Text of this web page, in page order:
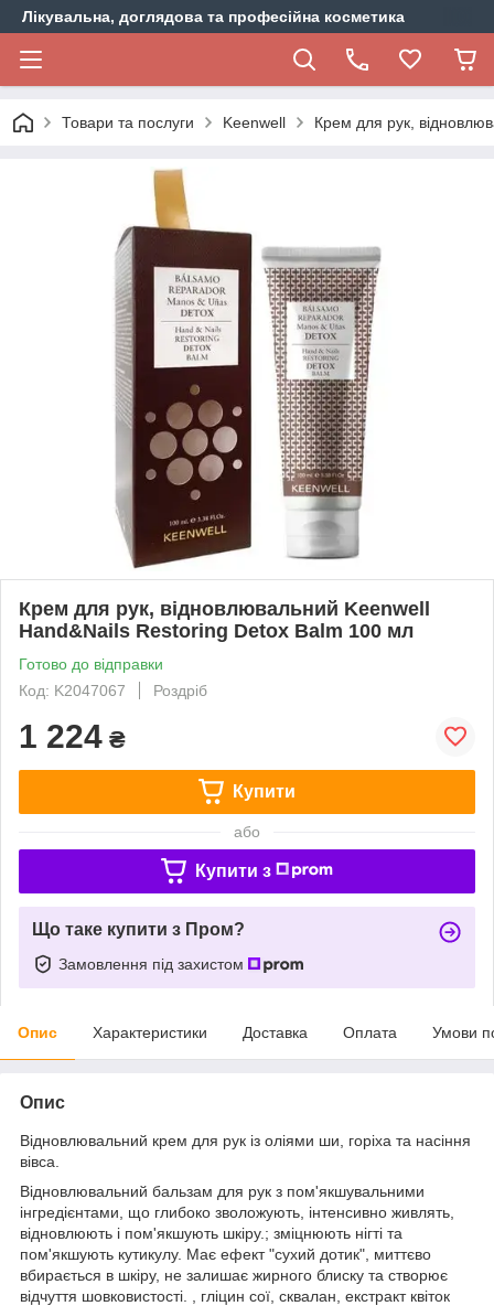
Лікувальна, доглядова та професійна косметика
Товари та послуги Keenwell Крем для рук,
Крем для рук, відновлювальний Keenwell
Hand&Nails Restoring Detox Balm 100 мл
Готово до відправки
Код: K2047067
Роздріб
1 224 ₴
Купити
або
Купити з
Що таке купити з Пром?
Замовлення під захистом
Опис Характеристики Доставка Оплата Умови
Опис
Відновлювальний крем для рук із оліями ши, горіха та насіння
вівса.
Відновлювальний бальзам для рук з пом'якшувальними
інгредієнтами, що глибоко зволожують, інтенсивно живлять,
відновлюють і пом'якшують шкіру.; зміцнюють нігті та
пом'якшують кутикулу. Має ефект "сухий дотик", миттєво
вбирається в шкіру, не залишає жирного блиску та створює
відчуття шовковистості. , гліцин сої, сквалан, екстракт квіток